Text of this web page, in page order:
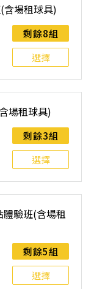
運動樂趣！ 如
舉行，POA將視
如因天候因素
，請參閱【報名
述規則。
含場租球具)
剩餘8組
選擇
運動樂趣！ 如
舉行，POA將視
如因天候因素
，請參閱【報名
述規則。
場租球具)
剩餘3組
選擇
運動樂趣！ 如
行，POA將視
如因天候因素
，請參閱【報名
述規則。
體驗班(含場租
剩餘5組
選擇